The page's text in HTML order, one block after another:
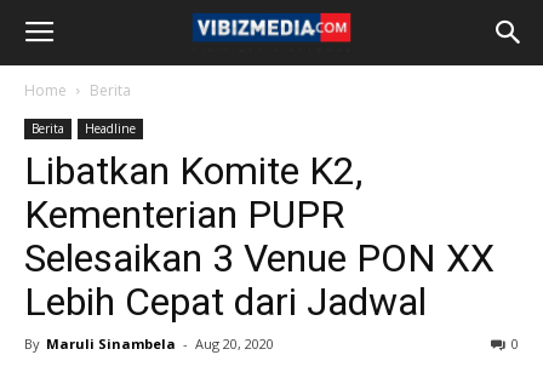
Home Berita
Berita Headline
Libatkan Komite K2,
Kementerian PUPR
Selesaikan 3 Venue PON XX
Lebih Cepat dari Jadwal
By Maruli Sinambela - Aug 20, 2020 0